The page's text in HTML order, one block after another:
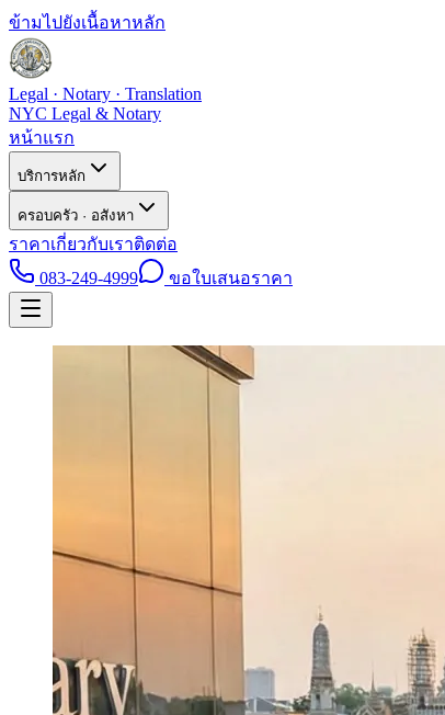
ข้ามไปยังเนื้อหาหลัก
Legal · Notary · Translation
NYC Legal & Notary
หน้าแรก
บริการหลัก
ครอบครัว · อสังหา
ราคาเกี่ยวกับเราติดต่อ
083-249-4999
ขอใบเสนอราคา